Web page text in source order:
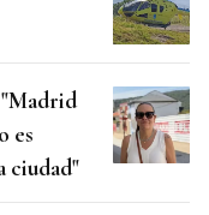
es
ciudad"